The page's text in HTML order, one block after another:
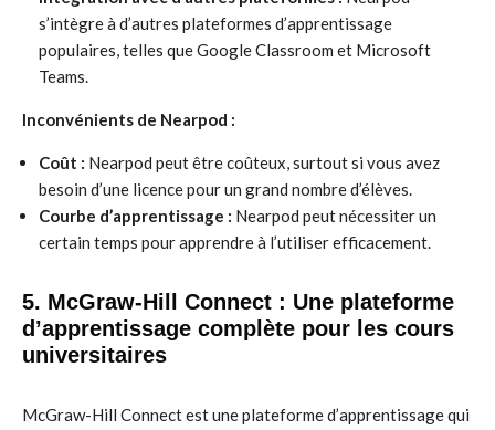
s’intègre à d’autres plateformes d’apprentissage
populaires, telles que Google Classroom et Microsoft
Teams.
Inconvénients de Nearpod :
Coût : Nearpod peut être coûteux, surtout si vous avez
besoin d’une licence pour un grand nombre d’élèves.
Courbe d’apprentissage : Nearpod peut nécessiter un
certain temps pour apprendre à l’utiliser efficacement.
5. McGraw-Hill Connect : Une plateforme
d’apprentissage complète pour les cours
universitaires
McGraw-Hill Connect est une plateforme d’apprentissage qui